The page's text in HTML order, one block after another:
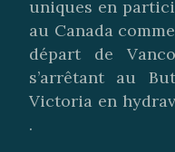
uniques en
au Canada
départ de
s’arrêtant au
Victoria en
.